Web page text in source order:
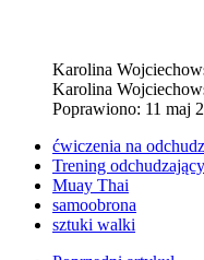
Karolina
Karolina
Poprawiono: 11 maj
ćwiczenia na
Trening odchudzający
Muay Thai
samoobrona
sztuki walki